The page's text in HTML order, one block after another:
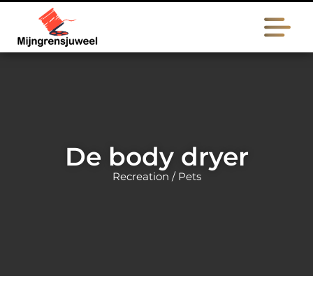
De body dryer
Recreation / Pets